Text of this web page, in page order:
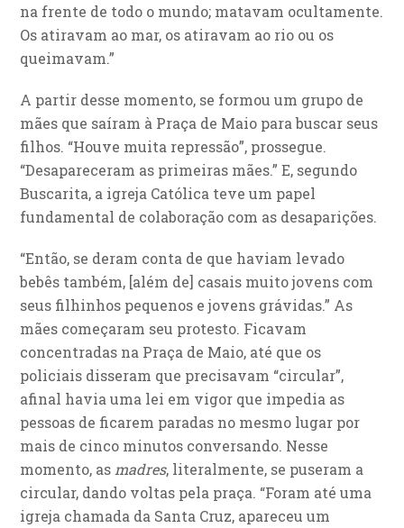
na frente de todo o mundo; matavam ocultamente.
Os atiravam ao mar, os atiravam ao rio ou os
queimavam.”
A partir desse momento, se formou um grupo de
mães que saíram à Praça de Maio para buscar seus
filhos. “Houve muita repressão”, prossegue.
“Desapareceram as primeiras mães.” E, segundo
Buscarita, a igreja Católica teve um papel
fundamental de colaboração com as desaparições.
“Então, se deram conta de que haviam levado
bebês também, [além de] casais muito jovens com
seus filhinhos pequenos e jovens grávidas.” As
mães começaram seu protesto. Ficavam
concentradas na Praça de Maio, até que os
policiais disseram que precisavam “circular”,
afinal havia uma lei em vigor que impedia as
pessoas de ficarem paradas no mesmo lugar por
mais de cinco minutos conversando. Nesse
momento, as madres, literalmente, se puseram a
circular, dando voltas pela praça. “Foram até uma
igreja chamada da Santa Cruz, apareceu um